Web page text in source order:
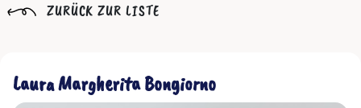
Unsere Geschichte
Verhaltenskodex
ZURÜCK ZUR LISTE
Laura Margherita Bongiorno